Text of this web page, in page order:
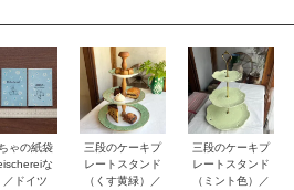
ゃの紙袋
な
／ドイツ
三段のケーキプ
レートスタンド
（くす黄緑）／
三段のケーキプ
レートスタンド
（ミント色）／